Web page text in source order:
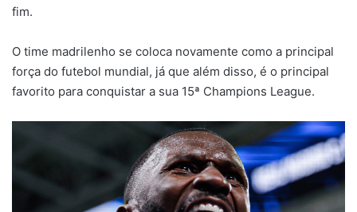
fim.
O time madrilenho se coloca novamente como a principal
força do futebol mundial, já que além disso, é o principal
favorito para conquistar a sua 15ª Champions League.